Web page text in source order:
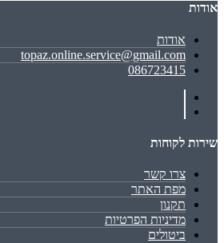
אודות
אודות
topaz.online.service@gmail.com
086723415
שירות לקוחות
צרו קשר
מפת האתר
תקנון
מדיניות הפרטיות
ביטולים